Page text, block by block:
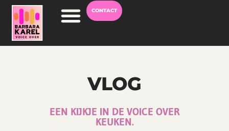
CONTACT
VLOG
EEN KIJKJE IN DE VOICE OVER
KEUKEN.